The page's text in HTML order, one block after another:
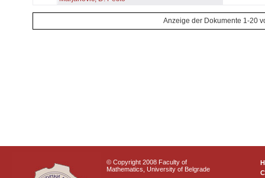
Anzeige der Dokumente 1-20
© Copyright 2008 Faculty of
Mathematics, University of Belgrade